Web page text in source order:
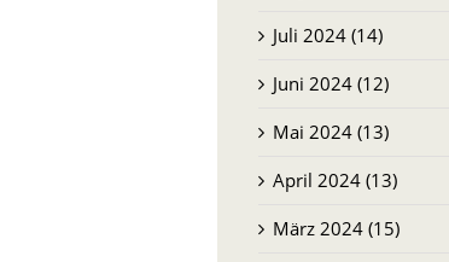
Juli 2024 (14)
Juni 2024 (12)
Mai 2024 (13)
April 2024 (13)
März 2024 (15)